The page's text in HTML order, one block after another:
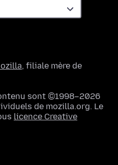
, filiale mère de
sont ©1998–2026
de mozilla.org. Le
licence Creative